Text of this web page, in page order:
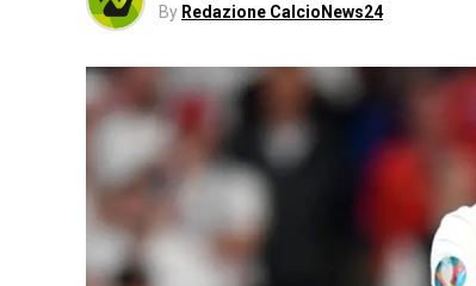
By Redazione CalcioNews24